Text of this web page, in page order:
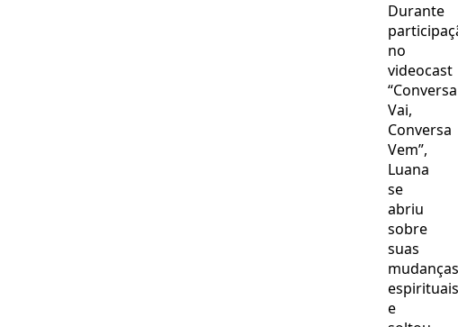
Durante
no
videocast
“Conversa
Vai,
Conversa
Vem”,
Luana
se
abriu
sobre
suas
mudanças
espirituais
e